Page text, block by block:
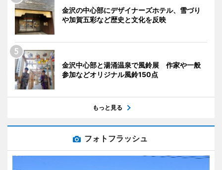
金沢の中心部にデザイナーズホテル、雪づり
や加賀五彩など歴史と文化を反映
金沢中心部と湯涌温泉で風鈴展 作家や一般
参加などオリジナル風鈴150点
もっと見る
フォトフラッシュ